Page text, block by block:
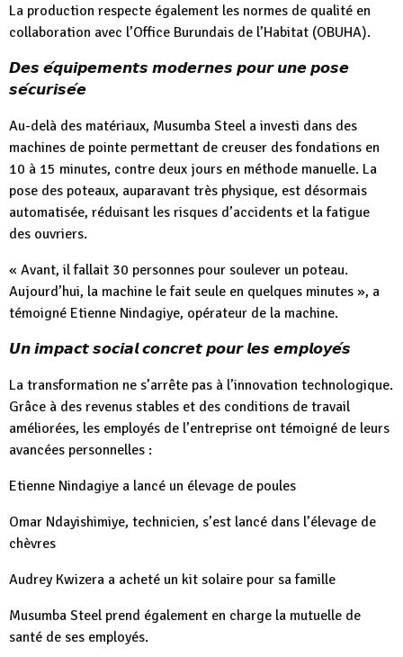
La production respecte également les normes de qualité en
collaboration avec l’Office Burundais de l’Habitat (OBUHA).
𝘿𝙚𝙨 𝙚́𝙦𝙪𝙞𝙥𝙚𝙢𝙚𝙣𝙩𝙨 𝙢𝙤𝙙𝙚𝙧𝙣𝙚𝙨 𝙥𝙤𝙪𝙧 𝙪𝙣𝙚 𝙥𝙤𝙨𝙚
𝙨𝙚́𝙘𝙪𝙧𝙞𝙨𝙚́𝙚
Au-delà des matériaux, Musumba Steel a investi dans des
machines de pointe permettant de creuser des fondations en
10 à 15 minutes, contre deux jours en méthode manuelle. La
pose des poteaux, auparavant très physique, est désormais
automatisée, réduisant les risques d’accidents et la fatigue
des ouvriers.
« Avant, il fallait 30 personnes pour soulever un poteau.
Aujourd’hui, la machine le fait seule en quelques minutes », a
témoigné Etienne Nindagiye, opérateur de la machine.
𝙐𝙣 𝙞𝙢𝙥𝙖𝙘𝙩 𝙨𝙤𝙘𝙞𝙖𝙡 𝙘𝙤𝙣𝙘𝙧𝙚𝙩 𝙥𝙤𝙪𝙧 𝙡𝙚𝙨 𝙚𝙢𝙥𝙡𝙤𝙮𝙚́𝙨
La transformation ne s’arrête pas à l’innovation technologique.
Grâce à des revenus stables et des conditions de travail
améliorées, les employés de l’entreprise ont témoigné de leurs
avancées personnelles :
Etienne Nindagiye a lancé un élevage de poules
Omar Ndayishimiye, technicien, s’est lancé dans l’élevage de
chèvres
Audrey Kwizera a acheté un kit solaire pour sa famille
Musumba Steel prend également en charge la mutuelle de
santé de ses employés.